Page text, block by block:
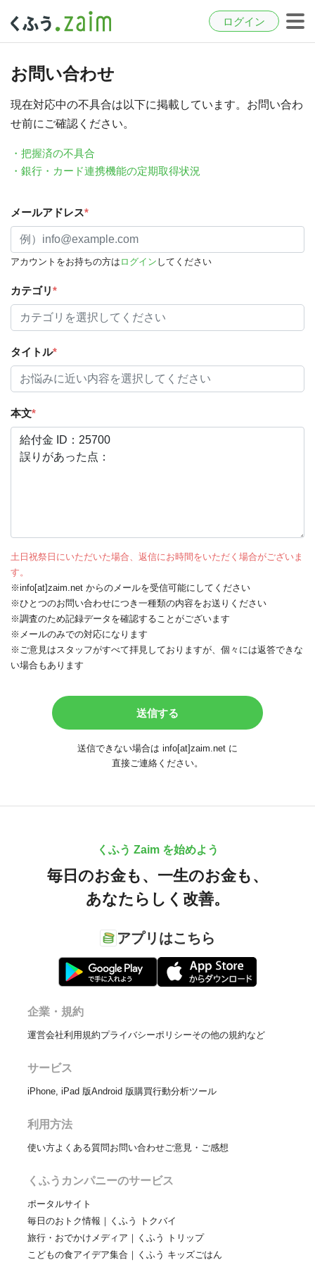
ログイン
お問い合わせ
現在対応中の不具合は以下に掲載しています。お問い合わ
せ前にご確認ください。
・把握済の不具合
・銀行・カード連携機能の定期取得状況
メールアドレス*
アカウントをお持ちの方は ログイン してください
カテゴリ*
タイトル*
本文*
土日祝祭日にいただいた場合、返信にお時間をいただく場合がございま
す。
※info[at]zaim.net からのメールを受信可能にしてください
※ひとつのお問い合わせにつき一種類の内容をお送りください
※調査のため記録データを確認することがございます
※メールのみでの対応になります
※ご意見はスタッフがすべて拝見しておりますが、個々には返答できな
い場合もあります
送信できない場合は info[at]zaim.net に
直接ご連絡ください。
くふう Zaim を始めよう
毎日のお金も、 一生のお金も、
あなたらしく改善。
アプリはこちら
企業・規約
運営会社利用規約プライバシーポリシーその他の規約など
サービス
iPhone, iPad 版Android 版購買行動分析ツール
利用方法
使い方よくある質問お問い合わせご意見・ご感想
くふうカンパニーのサービス
ポータルサイト
毎日のおトク情報｜くふう トクバイ
旅行・おでかけメディア｜くふう トリップ
こどもの食アイデア集合｜くふう キッズごはん